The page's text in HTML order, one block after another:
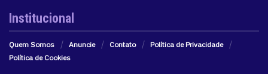
Institucional
Quem Somos Anuncie Contato
Política de Privacidade
Política de Cookies